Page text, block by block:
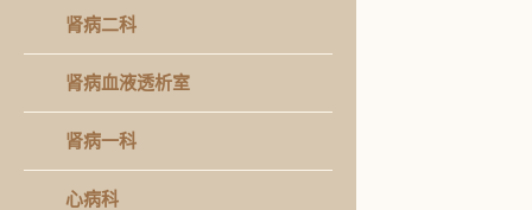
肾病二科
肾病血液透析室
肾病一科
心病科